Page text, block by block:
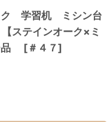
ク 学習机 ミシン台
ステインオーク×ミ
品
[＃４７]